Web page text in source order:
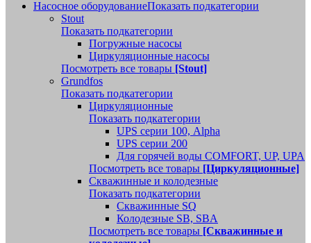
Насосное оборудованиеПоказать подкатегории
Stout
Показать подкатегории
Погружные насосы
Циркуляционные насосы
Посмотреть все товары [Stout]
Grundfos
Показать подкатегории
Циркуляционные
Показать подкатегории
UPS серии 100, Alpha
UPS серии 200
Для горячей воды COMFORT, UP, UPA
Посмотреть все товары [Циркуляционные]
Скважинные и колодезные
Показать подкатегории
Скважинные SQ
Колодезные SB, SBA
Посмотреть все товары [Скважинные и